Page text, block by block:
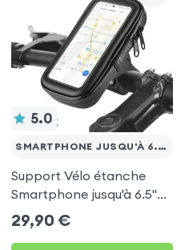
5.0
SMARTPHONE JUSQU'À 6.5''
Support Vélo étanche
Smartphone jusqu'à 6.5''
Fixation guidon - Forever
Noir
29,90 €